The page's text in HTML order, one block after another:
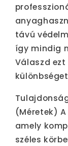
távú
így mindig
Válaszd
(Méretek)
amely
széles